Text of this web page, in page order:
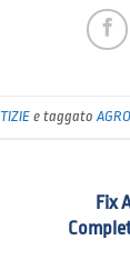
e taggato
Fix